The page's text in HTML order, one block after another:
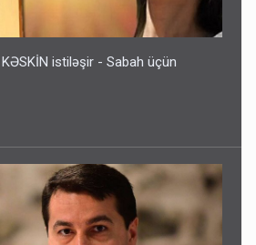
istiləşir - Sabah üçün